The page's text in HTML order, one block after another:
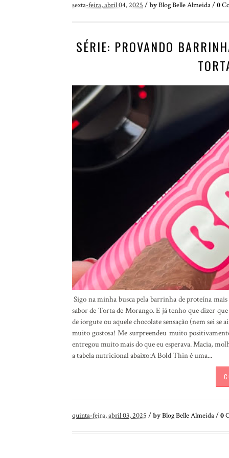
sexta-feira, abril 04, 2025 /byBlog Belle Almeida/0
SÉRIE: PROVANDO
Sigo na minha busca pela barrinha de proteína
sabor de Torta de Morango. E já tenho que dizer
de iorgute ou aquele chocolate sensação (nem sei
muito gostosa! Me surpreendeu muito
entregou muito mais do que eu esperava. Macia,
a tabela nutricional abaixo:A Bold Thin é uma...
quinta-feira, abril 03, 2025 /byBlog Belle Almeida/0